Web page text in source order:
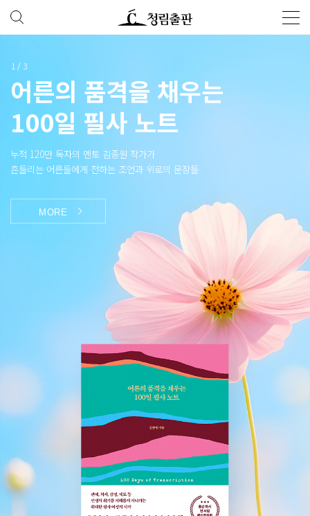
어른의 품격을 채우는
100일 필사 노트
누적 120만 독자의 멘토 김종원 작가가
흔들리는 어른들에게 전하는 조언과 위로의 문장들
MORE
1 / 3